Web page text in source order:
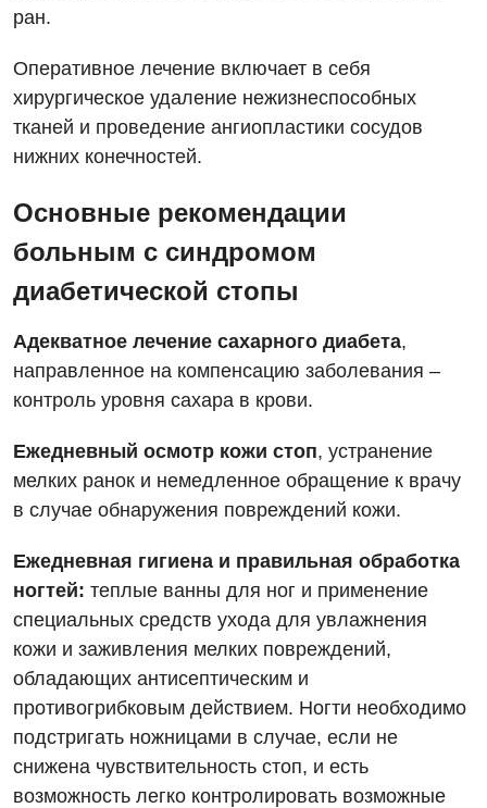
ран.
Оперативное лечение включает в себя
хирургическое удаление нежизнеспособных
тканей и проведение ангиопластики сосудов
нижних конечностей.
Основные рекомендации
больным с синдромом
диабетической стопы
Адекватное лечение сахарного диабета,
направленное на компенсацию заболевания –
контроль уровня сахара в крови.
Ежедневный осмотр кожи стоп, устранение
мелких ранок и немедленное обращение к врачу
в случае обнаружения повреждений кожи.
Ежедневная гигиена и правильная обработка
ногтей: теплые ванны для ног и применение
специальных средств ухода для увлажнения
кожи и заживления мелких повреждений,
обладающих антисептическим и
противогрибковым действием. Ногти необходимо
подстригать ножницами в случае, если не
снижена чувствительность стоп, и есть
возможность легко контролировать возможные